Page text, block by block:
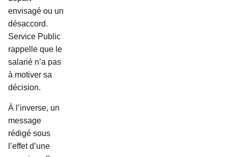
envisagé ou un
désaccord.
Service Public
rappelle que le
salarié n’a pas
à motiver sa
décision.
À l’inverse, un
message
rédigé sous
l’effet d’une